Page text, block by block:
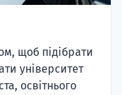
щоб підібрати
університет
освітнього